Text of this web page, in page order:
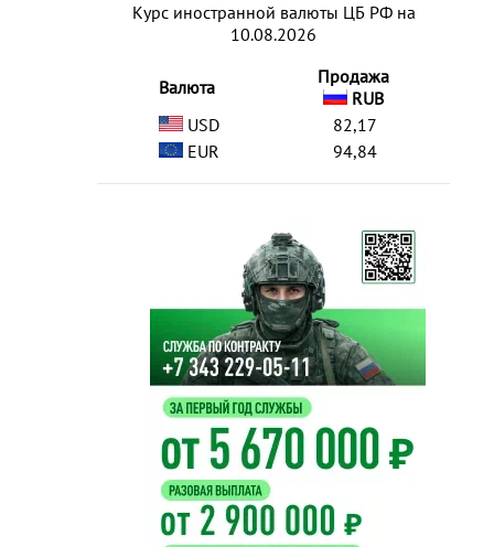
Курс иностранной валюты ЦБ РФ на
10.08.2026
Валюта
Продажа
RUB
USD
82,17
EUR
94,84